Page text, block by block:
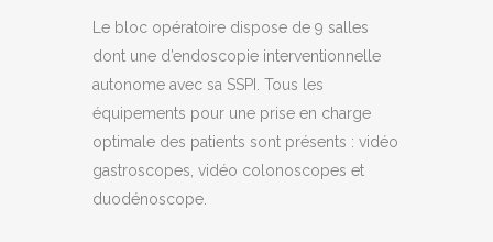
Le bloc opératoire dispose de 9 salles
dont une d’endoscopie interventionnelle
autonome avec sa SSPI. Tous les
équipements pour une prise en charge
optimale des patients sont présents : vidéo
gastroscopes, vidéo colonoscopes et
duodénoscope.